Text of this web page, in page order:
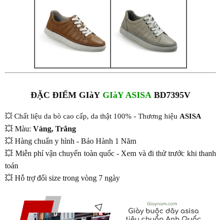
ĐẶC ĐIỂM GIàY GIàY ASISA BD7395V
💥 Chất liệu da bò cao cấp, da thật 100% - Thương hiệu ASISA
💥 Màu: Vàng, Trắng
💥 Hàng chuẩn y hình - Bảo Hành 1 Năm
💥 Miễn phí vận chuyển toàn quốc - Xem và đi thử trước khi thanh
toán
💥 Hỗ trợ đổi size trong vòng 7 ngày